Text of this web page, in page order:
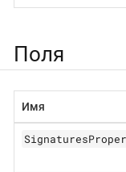
Поля
Имя